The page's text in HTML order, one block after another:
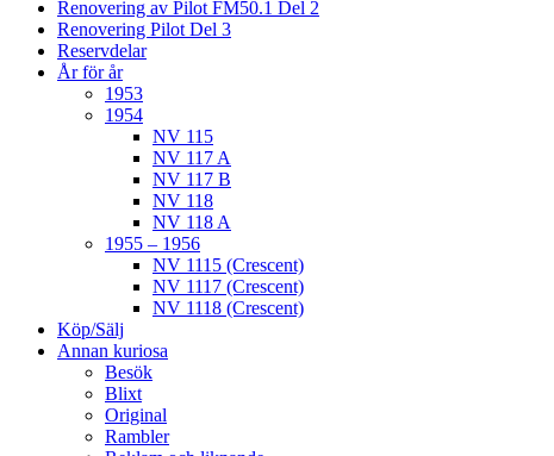
Renovering av Pilot FM50.1 Del 2
Renovering Pilot Del 3
Reservdelar
År för år
1953
1954
NV 115
NV 117 A
NV 117 B
NV 118
NV 118 A
1955 – 1956
NV 1115 (Crescent)
NV 1117 (Crescent)
NV 1118 (Crescent)
Köp/Sälj
Annan kuriosa
Besök
Blixt
Original
Rambler